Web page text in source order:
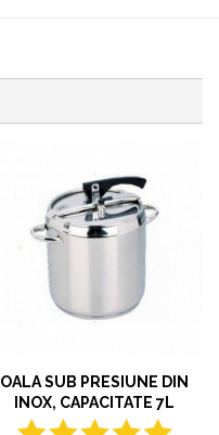
OALA SUB PRESIUNE DIN
INOX, CAPACITATE 7L